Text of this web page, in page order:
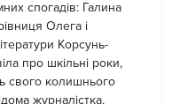
спогадів: Галина
Олега і
Корсунь-
про шкільні роки,
свого колишнього
журналістка,